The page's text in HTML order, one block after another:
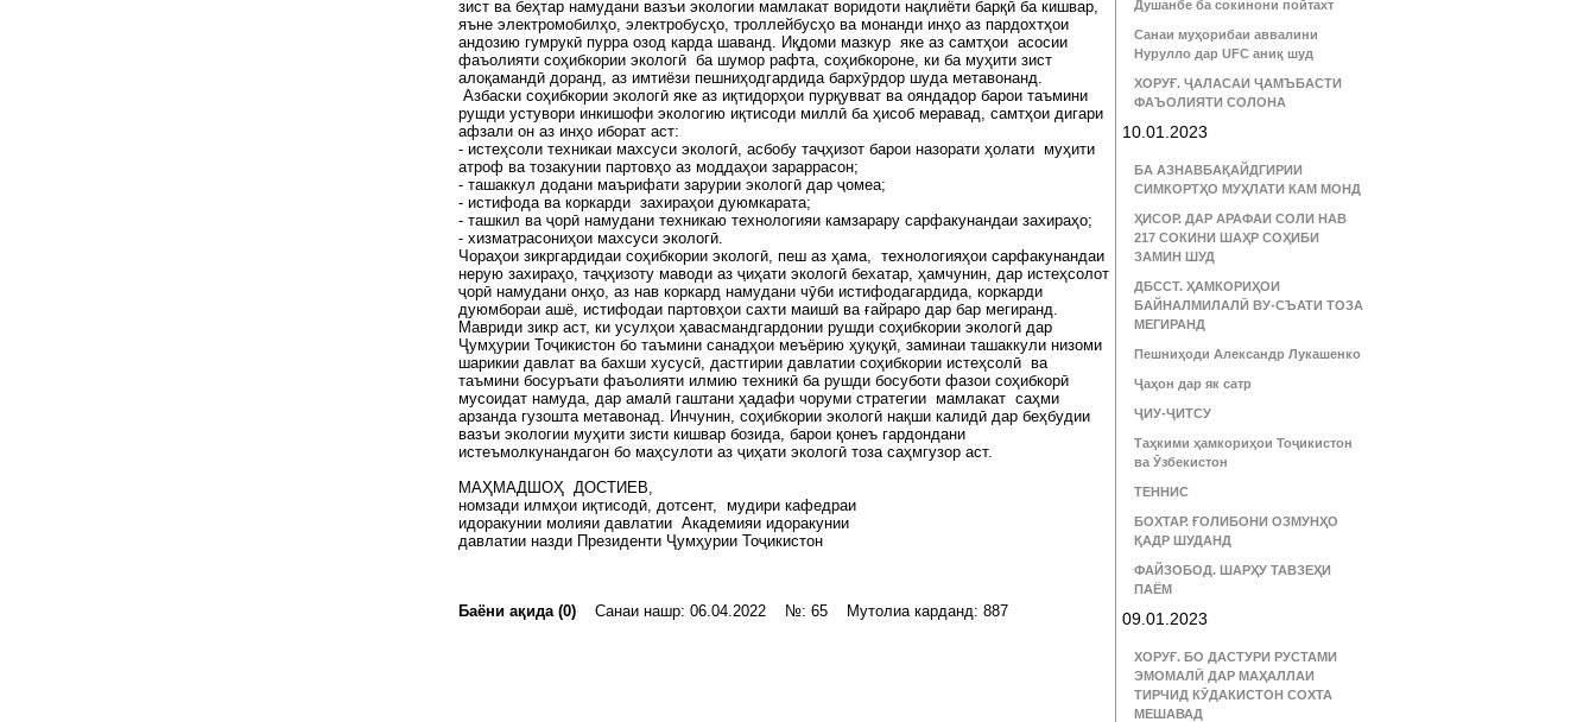
зист ва беҳтар намудани вазъи экологии мамлакат воридоти нақлиёти барқӣ ба кишвар,
яъне электромобилҳо, электробусҳо, троллейбусҳо ва монанди инҳо аз пардохтҳои
андозию гумрукӣ пурра озод карда шаванд. Иқдоми мазкур яке аз самтҳои асосии
фаъолияти соҳибкории экологӣ ба шумор рафта, соҳибкороне, ки ба муҳити зист
алоқамандӣ доранд, аз имтиёзи пешниҳодгардида бархӯрдор шуда метавонанд.
Азбаски соҳибкории экологӣ яке аз иқтидорҳои пурқувват ва ояндадор барои таъмини
рушди устувори инкишофи экологию иқтисоди миллӣ ба ҳисоб меравад, самтҳои дигари
афзали он аз инҳо иборат аст:
- истеҳсоли техникаи махсуси экологӣ, асбобу таҷҳизот барои назорати ҳолати муҳити
атроф ва тозакунии партовҳо аз моддаҳои зараррасон;
- ташаккул додани маърифати зарурии экологӣ дар ҷомеа;
- истифода ва коркарди захираҳои дуюмкарата;
- ташкил ва ҷорӣ намудани техникаю технологияи камзарару сарфакунандаи захираҳо;
- хизматрасониҳои махсуси экологӣ.
Чораҳои зикргардидаи соҳибкории экологӣ, пеш аз ҳама, технологияҳои сарфакунандаи
нерую захираҳо, таҷҳизоту маводи аз ҷиҳати экологӣ бехатар, ҳамчунин, дар истеҳсолот
ҷорӣ намудани онҳо, аз нав коркард намудани чӯби истифодагардида, коркарди
дуюмбораи ашё, истифодаи партовҳои сахти маишӣ ва ғайраро дар бар мегиранд.
Мавриди зикр аст, ки усулҳои ҳавасмандгардонии рушди соҳибкории экологӣ дар
Ҷумҳурии Тоҷикистон бо таъмини санадҳои меъёрию ҳуқуқӣ, заминаи ташаккули низоми
шарикии давлат ва бахши хусусӣ, дастгирии давлатии соҳибкории истеҳсолӣ ва
таъмини босуръати фаъолияти илмию техникӣ ба рушди босуботи фазои соҳибкорӣ
мусоидат намуда, дар амалӣ гаштани ҳадафи чоруми стратегии мамлакат саҳми
арзанда гузошта метавонад. Инчунин, соҳибкории экологӣ нақши калидӣ дар беҳбудии
вазъи экологии муҳити зисти кишвар бозида, барои қонеъ гардондани
истеъмолкунандагон бо маҳсулоти аз ҷиҳати экологӣ тоза саҳмгузор аст.
МАҲМАДШОҲ ДОСТИЕВ,
номзади илмҳои иқтисодӣ, дотсент, мудири кафедраи
идоракунии молияи давлатии Академияи идоракунии
давлатии назди Президенти Ҷумҳурии Тоҷикистон
Баёни ақида (0) Санаи нашр: 06.04.2022 №: 65 Мутолиа карданд: 887
Душанбе ба сокинони пойтахт
Санаи муҳорибаи аввалини
Нурулло дар UFC аниқ шуд
ХОРУҒ. ҶАЛАСАИ ҶАМЪБАСТИ
ФАЪОЛИЯТИ СОЛОНА
10.01.2023
БА АЗНАВБАҚАЙДГИРИИ
СИМКОРТҲО МУҲЛАТИ КАМ МОНД
ҲИСОР. ДАР АРАФАИ СОЛИ НАВ
217 СОКИНИ ШАҲР СОҲИБИ
ЗАМИН ШУД
ДБССТ. ҲАМКОРИҲОИ
БАЙНАЛМИЛАЛӢ ВУ-СЪАТИ ТОЗА
МЕГИРАНД
Пешниҳоди Александр Лукашенко
Ҷаҳон дар як сатр
ҶИУ-ҶИТСУ
Таҳкими ҳамкориҳои Тоҷикистон
ва Ӯзбекистон
ТЕННИС
БОХТАР. ҒОЛИБОНИ ОЗМУНҲО
ҚАДР ШУДАНД
ФАЙЗОБОД. ШАРҲУ ТАВЗЕҲИ
ПАЁМ
09.01.2023
ХОРУҒ. БО ДАСТУРИ РУСТАМИ
ЭМОМАЛӢ ДАР МАҲАЛЛАИ
ТИРЧИД КӮДАКИСТОН СОХТА
МЕШАВАД